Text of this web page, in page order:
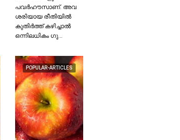
പവർഹൗസാണ്. അവ
ശരിയായ രീതിയില്‍
കുതിർത്ത് കഴിച്ചാല്‍
ഒന്നിലധികം ഗു…
POPULAR-ARTICLES